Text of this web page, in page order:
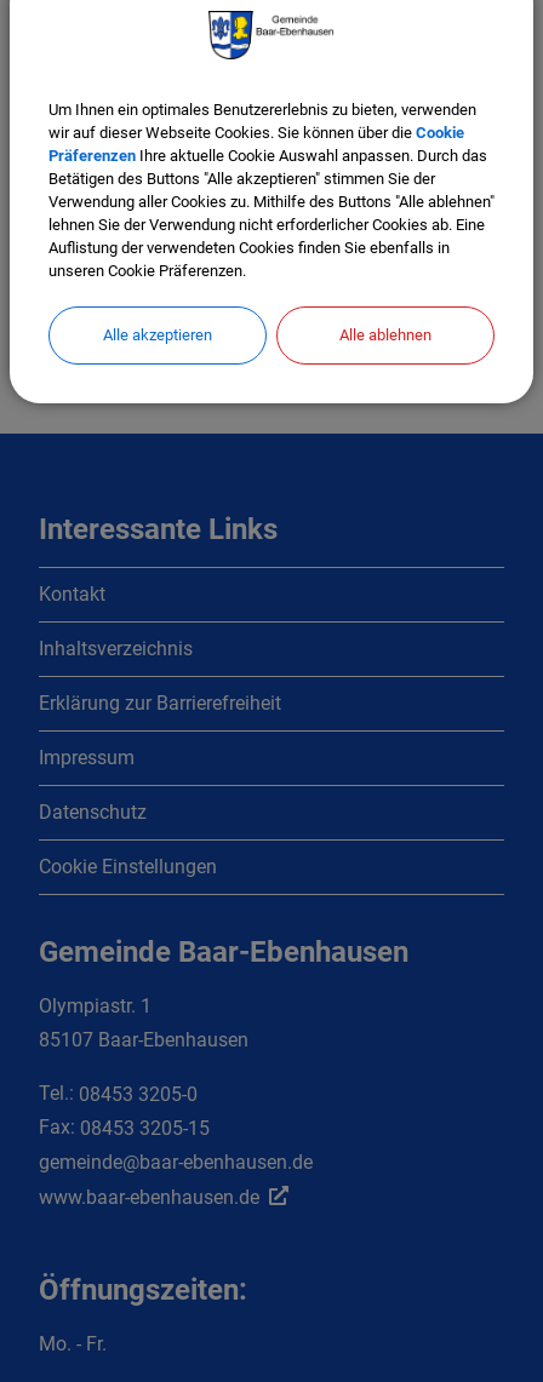
Interessante Links
Kontakt
Inhaltsverzeichnis
Erklärung zur Barrierefreiheit
Impressum
Datenschutz
Cookie Einstellungen
Gemeinde Baar-Ebenhausen
Olympiastr. 1
85107 Baar-Ebenhausen
Tel.: 08453 3205-0
Fax: 08453 3205-15
gemeinde@baar-ebenhausen.de
www.baar-ebenhausen.de
Öffnungszeiten:
Mo. - Fr.
Um Ihnen ein optimales Benutzererlebnis zu bieten, verwenden
wir auf dieser Webseite Cookies. Sie können über die Cookie
Präferenzen Ihre aktuelle Cookie Auswahl anpassen. Durch das
Betätigen des Buttons "Alle akzeptieren" stimmen Sie der
Verwendung aller Cookies zu. Mithilfe des Buttons "Alle ablehnen"
lehnen Sie der Verwendung nicht erforderlicher Cookies ab. Eine
Auflistung der verwendeten Cookies finden Sie ebenfalls in
unseren Cookie Präferenzen.
Alle akzeptieren Alle ablehnen